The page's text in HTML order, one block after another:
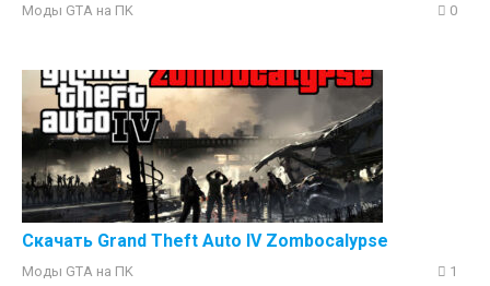
Моды GTA на ПK 0
Скачать Grand Theft Auto IV Zombocalypse
Моды GTA на ПK 1